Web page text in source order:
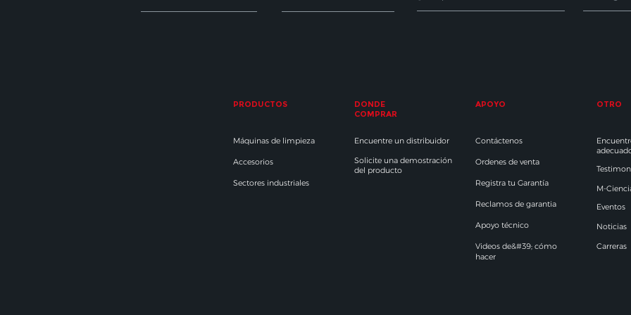
PRODUCTOS
DONDE
COMPRAR
APOYO OTRO
Máquinas de limpieza
Accesorios
Sectores industriales
Encuentre un distribuidor
Solicite una demostración
del producto
Contáctenos
Ordenes de venta
Registra tu Garantía
Reclamos de garantia
Apoyo técnico
Videos de&#39; cómo
hacer
M-
Eventos
Noticias
Carreras